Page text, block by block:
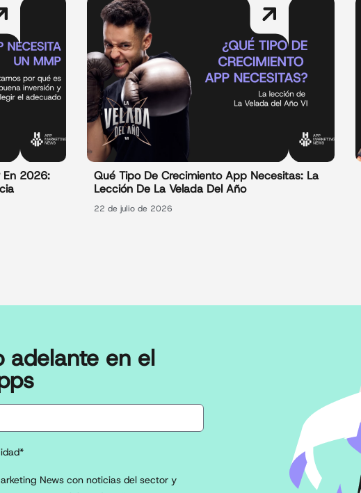
En 2026:
Qué Tipo De Crecimiento App Necesitas: La
Lección De La Velada Del Año
22 de julio de 2026
adelante en el
News con noticias del sector y